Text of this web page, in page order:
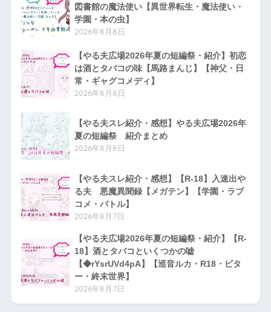
図書館の魔法使い【異世界転生・魔法使い・
学園・本の虫】
2026年8月8日
【やる夫広場2026年夏の短編祭・紹介】初恋
は酒とタバコの味【馬路まんじ】【神父・日
常・ギャグコメディ】
2026年8月8日
【やる夫スレ紹介・感想】やる夫広場2026年
夏の短編祭 紹介まとめ
2026年8月8日
【やる夫スレ紹介・感想】【R-18】入速出や
る夫 悪魔異聞録【メガテン】【学園・ラブ
コメ・バトル】
2026年8月7日
【やる夫広場2026年夏の短編祭・紹介】【R-
18】酒とタバコといくつかの嘘
【◆rYsrUVd4pA】【巡音ルカ・R18・ビタ
ー・終末世界】
2026年8月7日